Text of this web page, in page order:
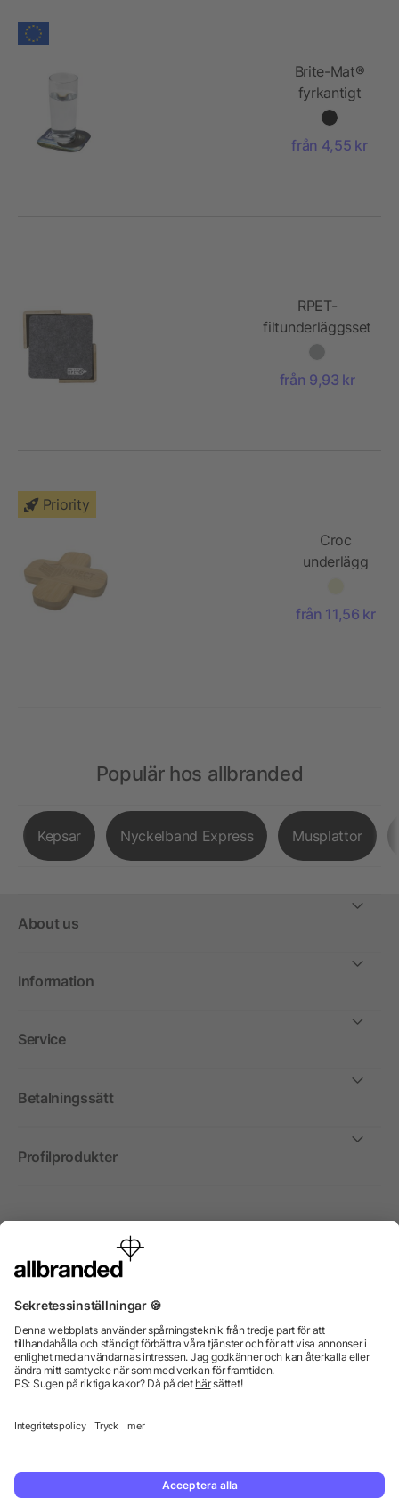
Brite-Mat®
fyrkantigt
underlägg
däckmaterial
från 4,55 kr
RPET-
filtunderläggsset
Lawrence
från 9,93 kr
Priority
Croc
underlägg
från 11,56 kr
Populär hos allbranded
Kepsar Nyckelband Express Musplattor
About us
Information
Service
Betalningssätt
Profilprodukter
Internationellt
enbart till företag, institutioner, föreningar och
© 2026 allbranded GmbH.